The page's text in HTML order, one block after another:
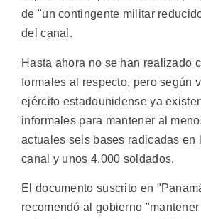
de "un contingente militar
del canal.
Hasta ahora no se han realizado
formales al respecto, pero según
ejército estadounidense ya
informales para mantener al
actuales seis bases radicadas en
canal y unos 4.000 soldados.
El documento suscrito en
recomendó al gobierno